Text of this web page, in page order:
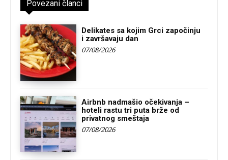
Povezani članci
Delikates sa kojim Grci započinju
i završavaju dan
07/08/2026
Airbnb nadmašio očekivanja –
hoteli rastu tri puta brže od
privatnog smeštaja
07/08/2026